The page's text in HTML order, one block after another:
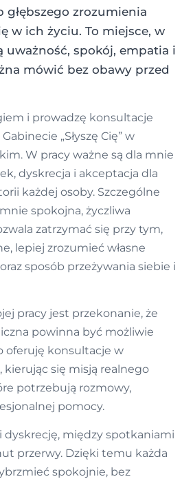
głębszego zrozumienia
w ich życiu. To miejsce, w
uważność, spokój, empatia i
mówić bez obawy przed
i prowadzę konsultacje
„Słyszę Cię” w
W pracy ważne są dla mnie
dyskrecja i akceptacja dla
każdej osoby. Szczególne
spokojna, życzliwa
zatrzymać się przy tym,
lepiej zrozumieć własne
sposób przeżywania siebie i
pracy jest przekonanie, że
powinna być możliwie
oferuję konsultacje w
kierując się misją realnego
potrzebują rozmowy,
pomocy.
dyskrecję, między spotkaniami
przerwy. Dzięki temu każda
spokojnie, bez